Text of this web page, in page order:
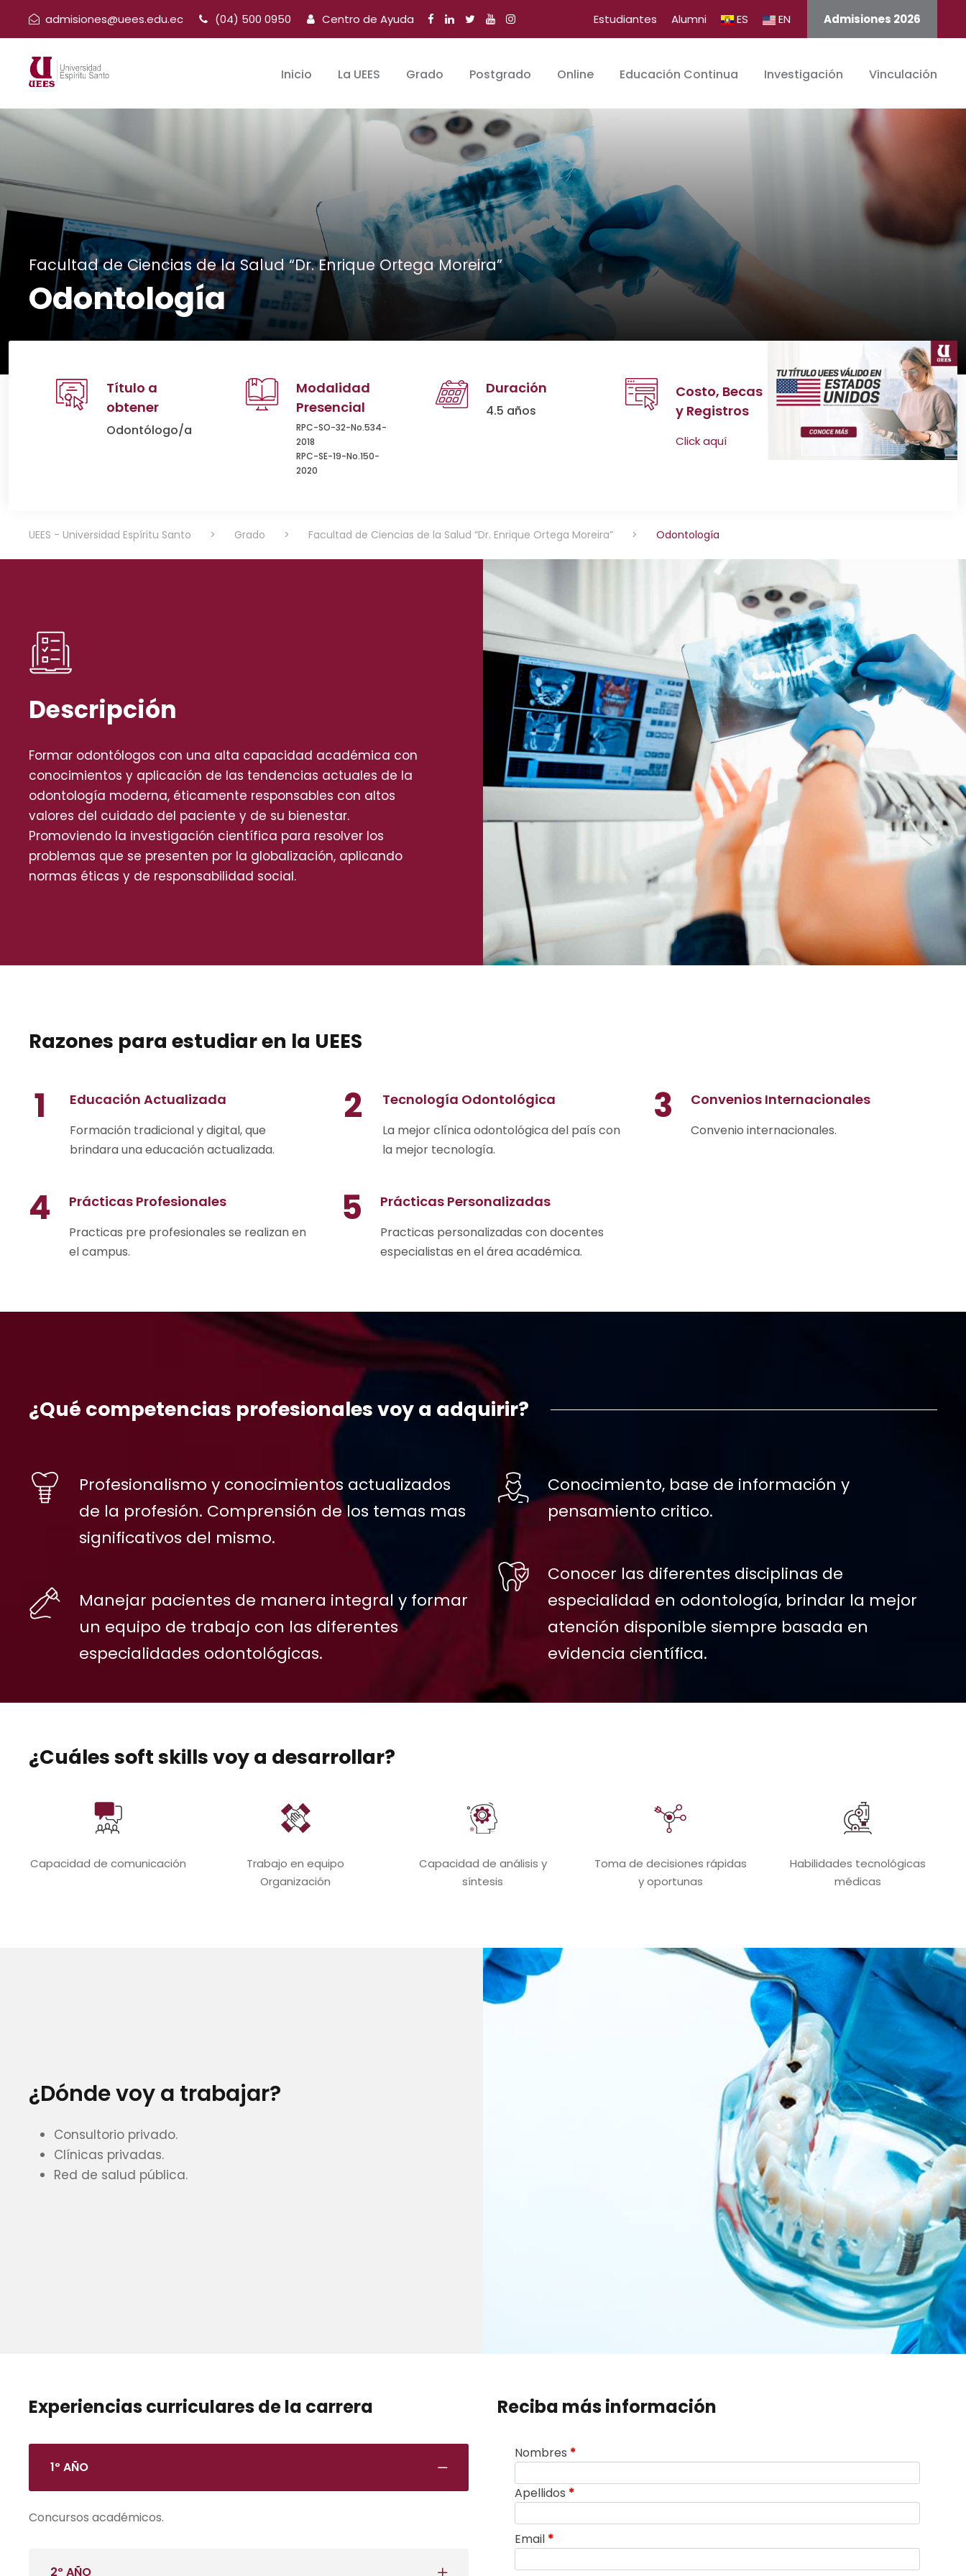
admisiones@uees.edu.ec (04) 500 0950 Centro de Ayuda Estudiantes Alumni ES EN Admisiones 2026
Inicio La UEES Grado Postgrado Online Educación Continua Investigación Vinculación
Facultad de Ciencias de la Salud “Dr. Enrique Ortega Moreira”
Odontología
Título a
obtener
Odontólogo/a
Modalidad
Presencial
RPC-SO-32-No.534-
2018
RPC-SE-19-No.150-
2020
Duración
4.5 años
Costo, Becas
y Registros
Click aquí
UEES - Universidad Espíritu Santo > Grado > Facultad de Ciencias de la Salud “Dr. Enrique Ortega Moreira” > Odontología
Descripción
Formar odontólogos con una alta capacidad académica con
conocimientos y aplicación de las tendencias actuales de la
odontología moderna, éticamente responsables con altos
valores del cuidado del paciente y de su bienestar.
Promoviendo la investigación científica para resolver los
problemas que se presenten por la globalización, aplicando
normas éticas y de responsabilidad social.
Razones para estudiar en la UEES
1 Educación Actualizada
Formación tradicional y digital, que
brindara una educación actualizada.
2 Tecnología Odontológica
La mejor clínica odontológica del país con
la mejor tecnología.
3 Convenios Internacionales
Convenio internacionales.
4 Prácticas Profesionales
Practicas pre profesionales se realizan en
el campus.
5 Prácticas Personalizadas
Practicas personalizadas con docentes
especialistas en el área académica.
¿Qué competencias profesionales voy a adquirir?
Profesionalismo y conocimientos actualizados
de la profesión. Comprensión de los temas mas
significativos del mismo.
Manejar pacientes de manera integral y formar
un equipo de trabajo con las diferentes
especialidades odontológicas.
Conocimiento, base de información y
pensamiento critico.
Conocer las diferentes disciplinas de
especialidad en odontología, brindar la mejor
atención disponible siempre basada en
evidencia científica.
¿Cuáles soft skills voy a desarrollar?
Capacidad de comunicación
Trabajo en equipo
Organización
Capacidad de análisis y
síntesis
Toma de decisiones rápidas
y oportunas
Habilidades tecnológicas
médicas
¿Dónde voy a trabajar?
Consultorio privado.
Clínicas privadas.
Red de salud pública.
Experiencias curriculares de la carrera
1º AÑO
Concursos académicos.
2º AÑO
Reciba más información